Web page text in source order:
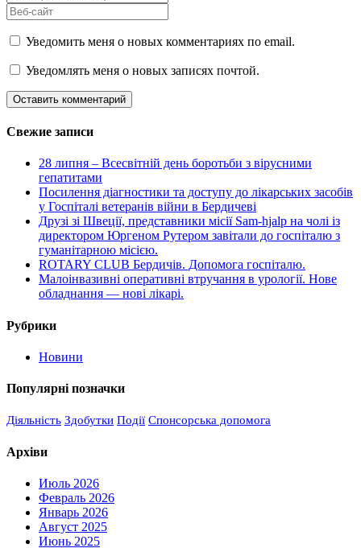
Уведомить меня о новых комментариях по email.
Уведомлять меня о новых записях почтой.
Свежие записи
28 липня – Всесвітній день боротьби з вірусними
гепатитами
Посилення діагностики та доступу до лікарських засобів
у Госпіталі ветеранів війни в Бердичеві
Друзі зі Швеції, представники місії Sam-hjalp на чолі із
директором Юргеном Рутером завітали до госпіталю з
гуманітарною місією.
ROTARY CLUB Бердичів. Допомога госпіталю.
Малоінвазивні оперативні втручання в урології. Нове
обладнання — нові лікарі.
Рубрики
Новини
Популярні позначки
Діяльність Здобутки Події Спонсорська допомога
Архіви
Июль 2026
Февраль 2026
Январь 2026
Август 2025
Июнь 2025